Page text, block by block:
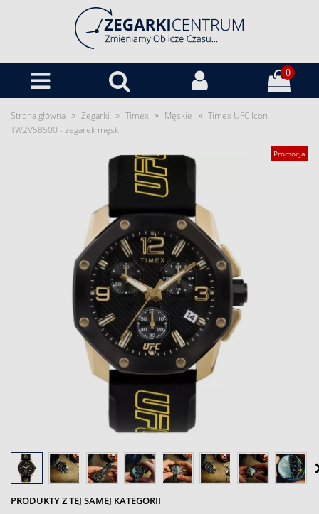
0
Strona główna » Zegarki » Timex » Męskie » Timex UFC Icon
TW2V58500 - zegarek męski
Promocja
PRODUKTY Z TEJ SAMEJ KATEGORII